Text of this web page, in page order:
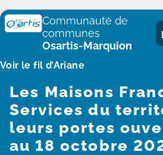
Panneau de gestion des cookies
Communauté de
communes
Osartis-Marquion
Voir le fil d’Ariane
Les Maisons
Services du
leurs portes
au 18 octobre